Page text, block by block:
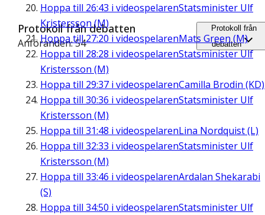
Hoppa till 26:43 i videospelarenStatsminister Ulf
Kristersson (M)
Hoppa till27:20 i videospelarenMats Green (M)
Hoppa till 28:28 i videospelarenStatsminister Ulf
Kristersson (M)
Hoppa till 29:37 i videospelarenCamilla Brodin (KD)
Hoppa till 30:36 i videospelarenStatsminister Ulf
Kristersson (M)
Hoppa till 31:48 i videospelarenLina Nordquist (L)
Hoppa till 32:33 i videospelarenStatsminister Ulf
Kristersson (M)
Hoppa till 33:46 i videospelarenArdalan Shekarabi
(S)
Hoppa till 34:50 i videospelarenStatsminister Ulf
Protokoll från debatten
Anföranden: 54
Protokoll från
debatten